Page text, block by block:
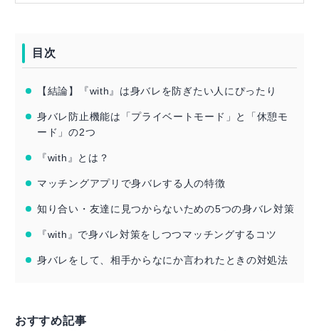
目次
【結論】『with』は身バレを防ぎたい人にぴったり
身バレ防止機能は「プライベートモード」と「休憩モ
ード」の2つ
『with』とは？
マッチングアプリで身バレする人の特徴
知り合い・友達に見つからないための5つの身バレ対策
『with』で身バレ対策をしつつマッチングするコツ
身バレをして、相手からなにか言われたときの対処法
おすすめ記事